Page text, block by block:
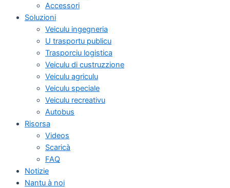
Accessori
Soluzioni
Veiculu ingegneria
U trasportu publicu
Trasporciu logistica
Veiculu di custruzzione
Veiculu agriculu
Veiculu speciale
Veiculu recreativu
Autobus
Risorsa
Videos
Scaricà
FAQ
Notizie
Nantu à noi